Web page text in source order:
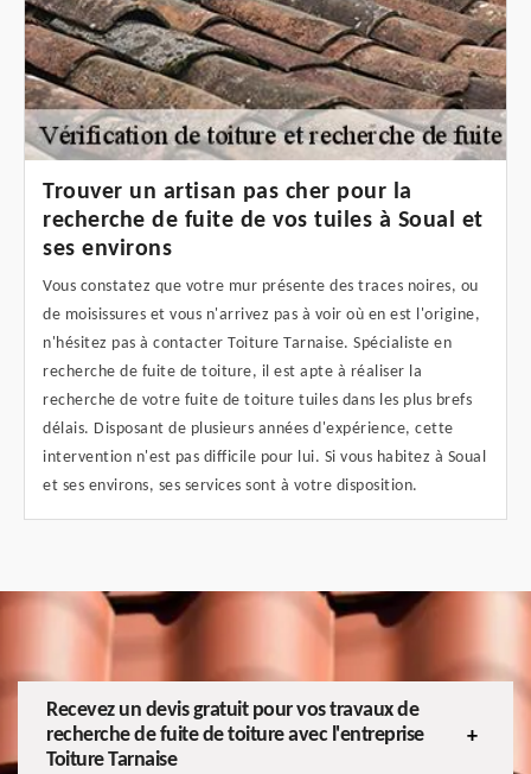
Trouver un artisan pas cher pour la
recherche de fuite de vos tuiles à Soual et
ses environs
Vous constatez que votre mur présente des traces noires, ou
de moisissures et vous n'arrivez pas à voir où en est l'origine,
n'hésitez pas à contacter Toiture Tarnaise. Spécialiste en
recherche de fuite de toiture, il est apte à réaliser la
recherche de votre fuite de toiture tuiles dans les plus brefs
délais. Disposant de plusieurs années d'expérience, cette
intervention n'est pas difficile pour lui. Si vous habitez à Soual
et ses environs, ses services sont à votre disposition.
Recevez un devis gratuit pour vos travaux de
recherche de fuite de toiture avec l'entreprise
Toiture Tarnaise